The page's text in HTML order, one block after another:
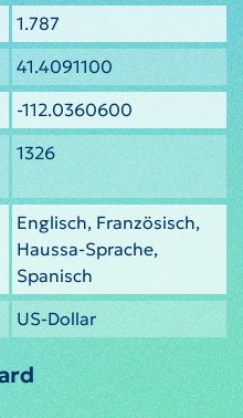
1.787
41.4091100
-112.0360600
1326
Englisch, Französisch,
Haussa-Sprache,
Spanisch
US-Dollar